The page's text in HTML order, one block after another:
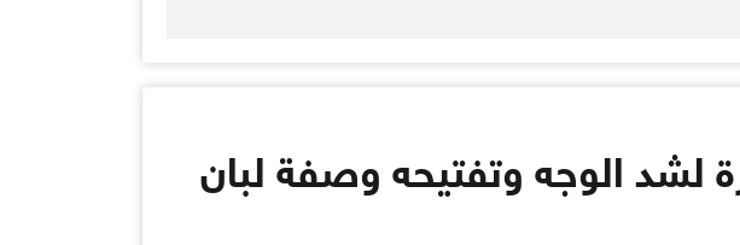
لشد الوجه وتفتيحه وصفة لبان